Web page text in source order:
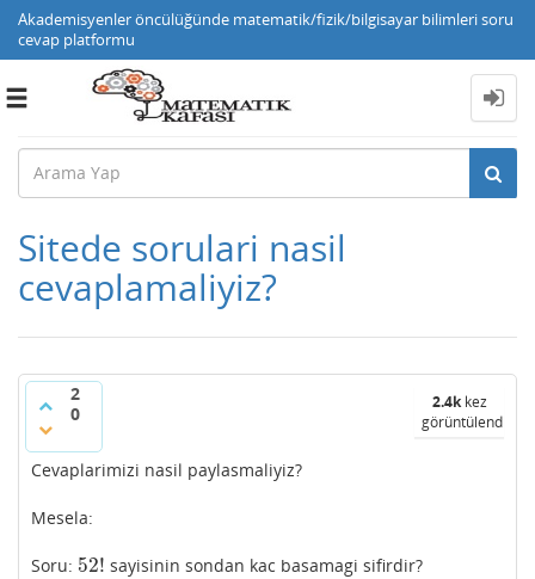
Akademisyenler öncülüğünde matematik/fizik/bilgisayar bilimleri soru
cevap platformu
Toggle
Sitede sorulari nasil
cevaplamaliyiz?
2
0
2.4kkez
görüntülendi
Cevaplarimizi nasil paylasmaliyiz?
Mesela:
Soru: 52!
52! sayisinin sondan kac basamagi sifirdir?